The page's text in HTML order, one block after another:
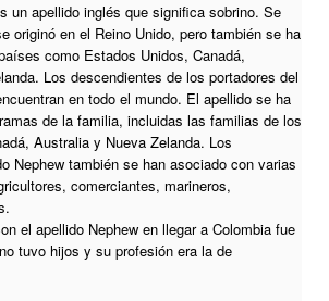
un apellido inglés que significa sobrino. Se
originó en el Reino Unido, pero también se ha
como Estados Unidos, Canadá,
Los descendientes de los portadores del
en todo el mundo. El apellido se ha
de la familia, incluidas las familias de los
Australia y Nueva Zelanda. Los
Nephew también se han asociado con varias
comerciantes, marineros,
el apellido Nephew en llegar a Colombia fue
tuvo hijos y su profesión era la de